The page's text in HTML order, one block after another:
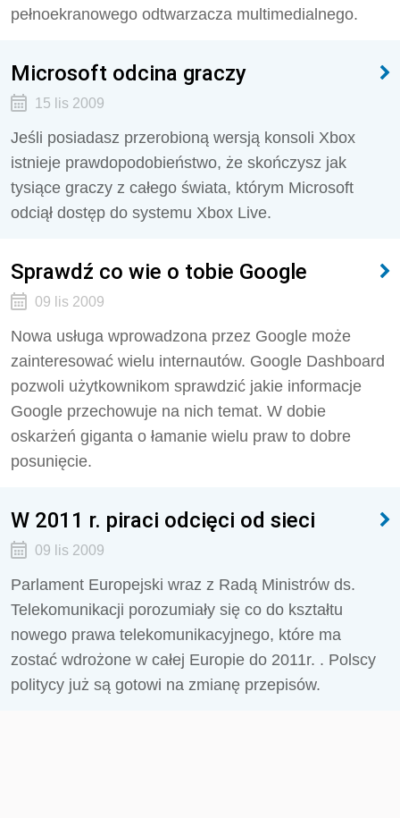
pełnoekranowego odtwarzacza multimedialnego.
Microsoft odcina graczy
15 lis 2009
Jeśli posiadasz przerobioną wersją konsoli Xbox
istnieje prawdopodobieństwo, że skończysz jak
tysiące graczy z całego świata, którym Microsoft
odciął dostęp do systemu Xbox Live.
Sprawdź co wie o tobie Google
09 lis 2009
Nowa usługa wprowadzona przez Google może
zainteresować wielu internautów. Google Dashboard
pozwoli użytkownikom sprawdzić jakie informacje
Google przechowuje na nich temat. W dobie
oskarżeń giganta o łamanie wielu praw to dobre
posunięcie.
W 2011 r. piraci odcięci od sieci
09 lis 2009
Parlament Europejski wraz z Radą Ministrów ds.
Telekomunikacji porozumiały się co do kształtu
nowego prawa telekomunikacyjnego, które ma
zostać wdrożone w całej Europie do 2011r. . Polscy
politycy już są gotowi na zmianę przepisów.